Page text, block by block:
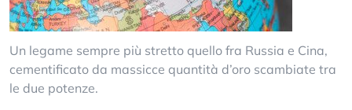
Un legame sempre più stretto quello fra Russia e Cina,
cementificato da massicce quantità d’oro scambiate tra
le due potenze.